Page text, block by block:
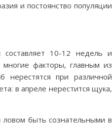
и постоянство популяции
составляет 10-12 недель и
факторы, главным из
нерестятся при различной
в апреле нерестится щука,
быть сознательными в